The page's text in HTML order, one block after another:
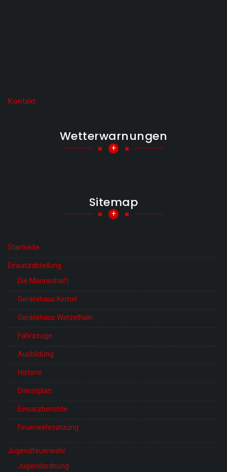
Kontakt
Wetterwarnungen
+
Sitemap
+
Startseite
Einsatzabteilung
Die Mannschaft
Gerätehaus Kemel
Gerätehaus Watzelhain
Fahrzeuge
Ausbildung
Historie
Dienstplan
Einsatzberichte
Feuerwehrsatzung
Jugendfeuerwehr
Jugendordnung